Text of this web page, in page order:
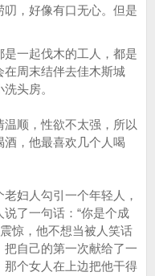
，好像有口无心。但是
一起伐木的工人，都是
周末结伴去佳木斯城
头房。
顺，性欲不太强，所以
，他最喜欢几个人喝
妇人勾引一个年轻人，
了一句话：“你是个成
惊，他不想当被人笑话
自己的第一次献给了一
个女人在上边把他干得